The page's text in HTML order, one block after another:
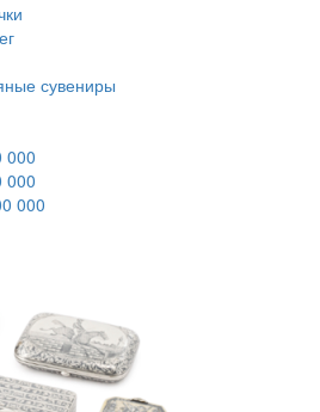
сувениры
000
000
000